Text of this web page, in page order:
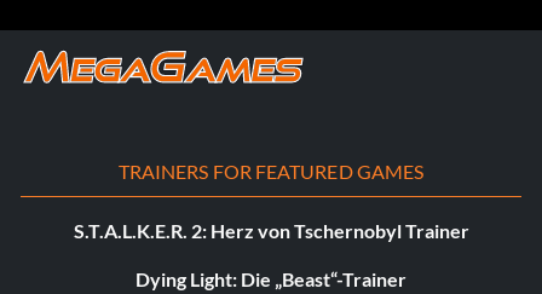
TRAINERS FOR FEATURED GAMES
S.T.A.L.K.E.R. 2: Herz von Tschernobyl Trainer
Dying Light: Die „Beast“-Trainer